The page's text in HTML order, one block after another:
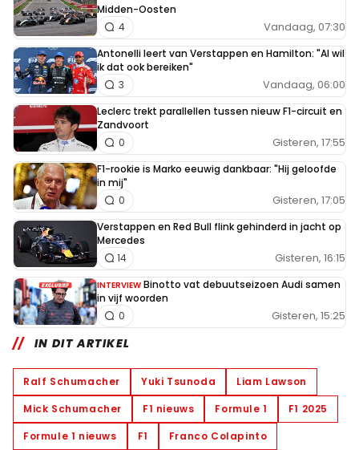
Midden-Oosten
Vandaag, 07:30
4
Antonelli leert van Verstappen en Hamilton: "Al wil
ik dat ook bereiken"
Vandaag, 06:00
3
Leclerc trekt parallellen tussen nieuw F1-circuit en
Zandvoort
Gisteren, 17:55
0
F1-rookie is Marko eeuwig dankbaar: "Hij geloofde
in mij"
Gisteren, 17:05
0
Verstappen en Red Bull flink gehinderd in jacht op
Mercedes
Gisteren, 16:15
14
INTERVIEW Binotto vat debuutseizoen Audi samen
in vijf woorden
Gisteren, 15:25
0
IN DIT ARTIKEL
Ralf Schumacher Yuki Tsunoda
Liam Lawson
Mick Schumacher
F1 nieuws Formule 1
F1 2025
Formule 1 nieuws
F1 Franco Colapinto